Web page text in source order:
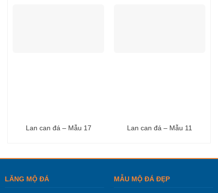
Lan can đá – Mẫu 17 Lan can đá – Mẫu 11
LĂNG MỘ ĐÁ MẪU MỘ ĐÁ ĐẸP